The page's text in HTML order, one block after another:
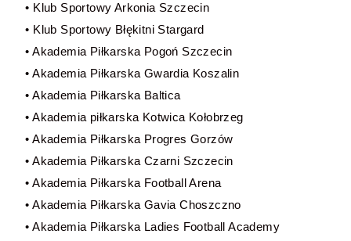
• Klub Sportowy Arkonia Szczecin
• Klub Sportowy Błękitni Stargard
• Akademia Piłkarska Pogoń Szczecin
• Akademia Piłkarska Gwardia Koszalin
• Akademia Piłkarska Baltica
• Akademia piłkarska Kotwica Kołobrzeg
• Akademia Piłkarska Progres Gorzów
• Akademia Piłkarska Czarni Szczecin
• Akademia Piłkarska Football Arena
• Akademia Piłkarska Gavia Choszczno
• Akademia Piłkarska Ladies Football Academy